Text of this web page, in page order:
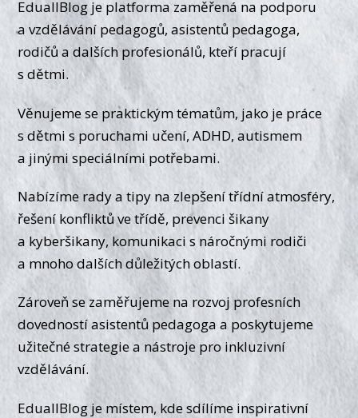
EduallBlog je platforma zaměřená na podporu
a vzdělávání pedagogů, asistentů pedagoga,
rodičů a dalších profesionálů, kteří pracují
s dětmi.
Věnujeme se praktickým tématům, jako je práce
s dětmi s poruchami učení, ADHD, autismem
a jinými speciálními potřebami.
Nabízíme rady a tipy na zlepšení třídní atmosféry,
řešení konfliktů ve třídě, prevenci šikany
a kyberšikany, komunikaci s náročnými rodiči
a mnoho dalších důležitých oblastí.
Zároveň se zaměřujeme na rozvoj profesních
dovedností asistentů pedagoga a poskytujeme
užitečné strategie a nástroje pro inkluzivní
vzdělávání.
EduallBlog je místem, kde sdílíme inspirativní